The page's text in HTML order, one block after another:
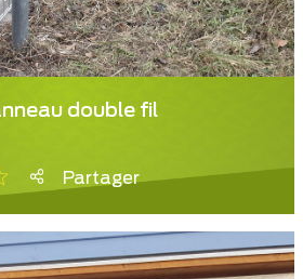
double fil
Partager